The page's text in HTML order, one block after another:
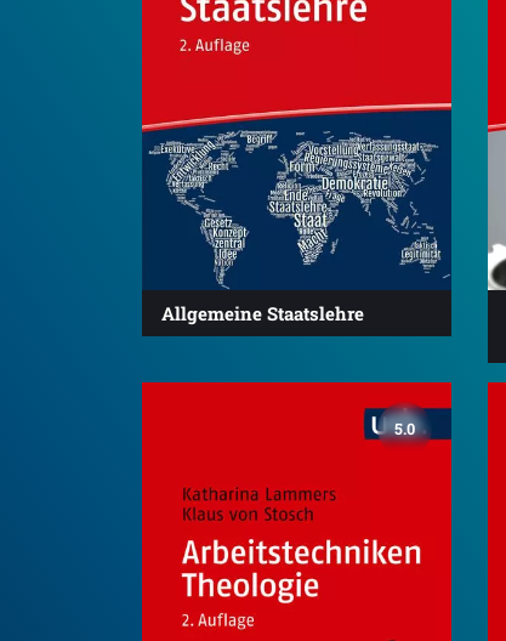
Allgemeine Staatslehre
5.0